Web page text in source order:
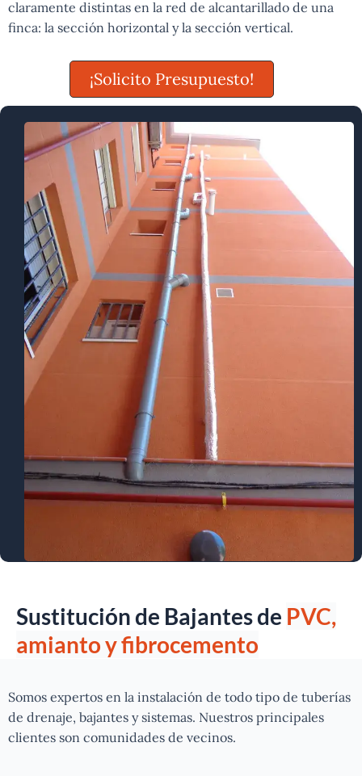
claramente distintas en la red de alcantarillado de una
finca: la sección horizontal y la sección vertical.
¡Solicito Presupuesto!
Sustitución de Bajantes de PVC,
amianto y fibrocemento
Somos expertos en la instalación de todo tipo de tuberías
de drenaje, bajantes y sistemas. Nuestros principales
clientes son comunidades de vecinos.